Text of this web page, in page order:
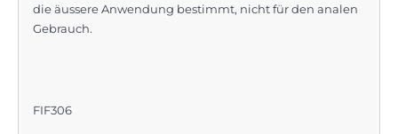
die äussere Anwendung bestimmt, nicht für den analen
Gebrauch.
FIF306